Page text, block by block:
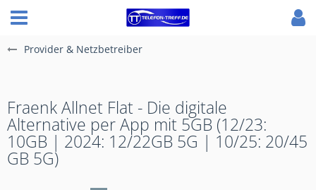
Provider & Netzbetreiber
Fraenk Allnet Flat - Die digitale
Alternative per App mit 5GB (12/23:
10GB | 2024: 12/22GB 5G | 10/25: 20/45
GB 5G)